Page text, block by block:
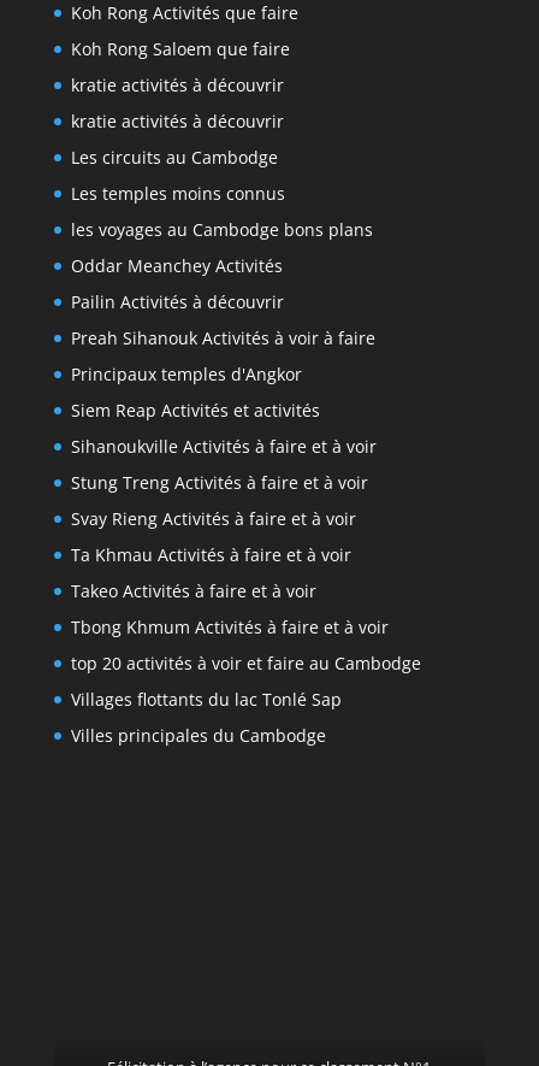
Koh Rong Activités que faire
Koh Rong Saloem que faire
kratie activités à découvrir
kratie activités à découvrir
Les circuits au Cambodge
Les temples moins connus
les voyages au Cambodge bons plans
Oddar Meanchey Activités
Pailin Activités à découvrir
Preah Sihanouk Activités à voir à faire
Principaux temples d'Angkor
Siem Reap Activités et activités
Sihanoukville Activités à faire et à voir
Stung Treng Activités à faire et à voir
Svay Rieng Activités à faire et à voir
Ta Khmau Activités à faire et à voir
Takeo Activités à faire et à voir
Tbong Khmum Activités à faire et à voir
top 20 activités à voir et faire au Cambodge
Villages flottants du lac Tonlé Sap
Villes principales du Cambodge